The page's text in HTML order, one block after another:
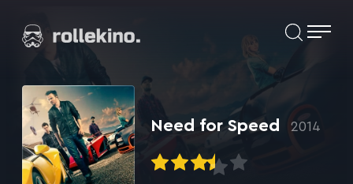
suoraan
sisältöön
Elokuvat ja elokuva-arviot | Rollekino.fi
lopputekstien
jälkeen.
Need for Speed 2014